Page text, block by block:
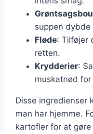
suppen dybde
Fløde: Tilføjer
retten.
Krydderier:
muskatnød
Disse ingredienser
man har hjemme.
kartofler for at